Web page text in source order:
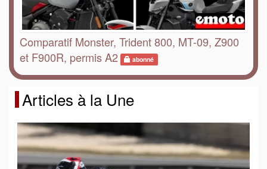
Comparatif Monster, Trident 800, MT-09, Z900
et F900R, permis A2
abonné
Articles à la Une